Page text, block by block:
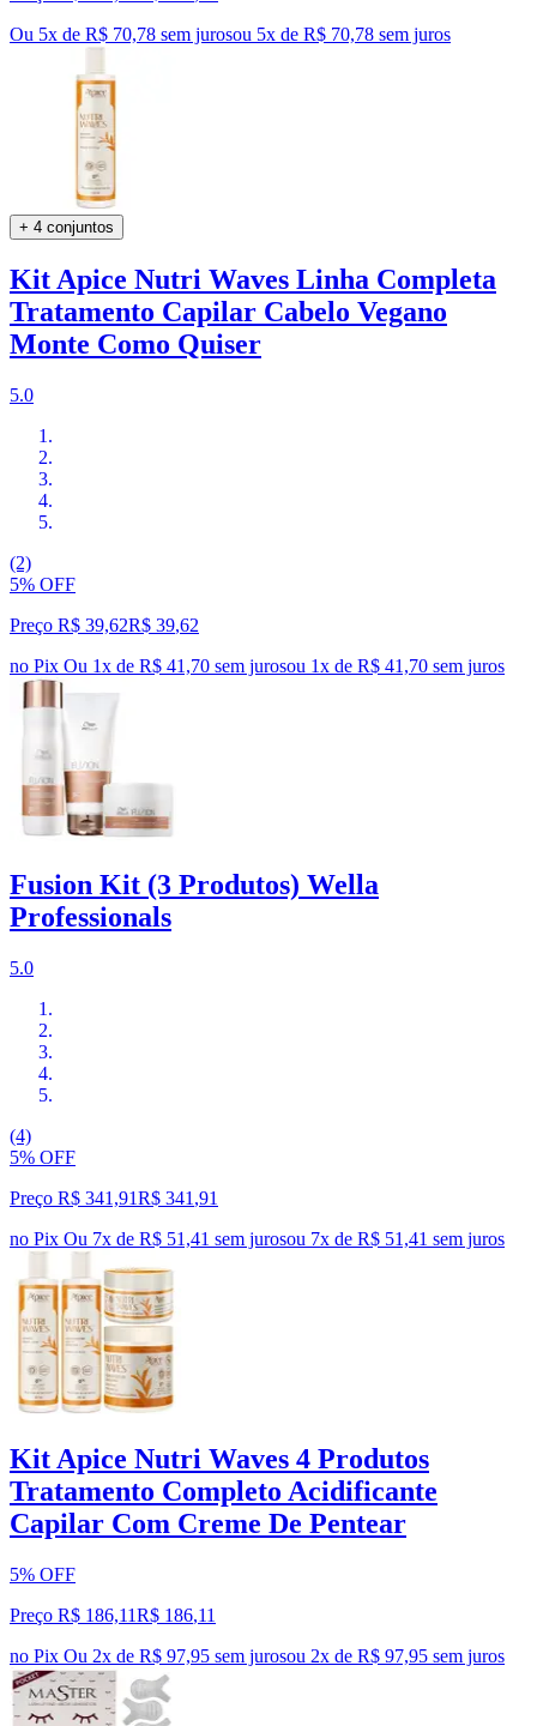
Ou 5x de R$ 70,78 sem jurosou 5x de R$ 70,78 sem juros
+ 4 conjuntos
Kit Apice Nutri Waves Linha Completa
Tratamento Capilar Cabelo Vegano
Monte Como Quiser
5.0
(2)
5% OFF
Preço R$ 39,62R$ 39,62
no Pix Ou 1x de R$ 41,70 sem jurosou 1x de R$ 41,70 sem juros
Fusion Kit (3 Produtos) Wella
Professionals
5.0
(4)
5% OFF
Preço R$ 341,91R$ 341 ,91
no Pix Ou 7x de R$ 51,41 sem jurosou 7x de R$ 51,41 sem juros
Kit Apice Nutri Waves 4 Produtos
Tratamento Completo Acidificante
Capilar Com Creme De Pentear
5% OFF
Preço R$ 186,11R$ 186,11
no Pix Ou 2x de R$ 97,95 sem jurosou 2x de R$ 97,95 sem juros